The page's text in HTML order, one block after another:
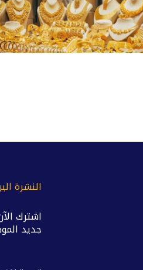
النشرة
اشترك
جديد